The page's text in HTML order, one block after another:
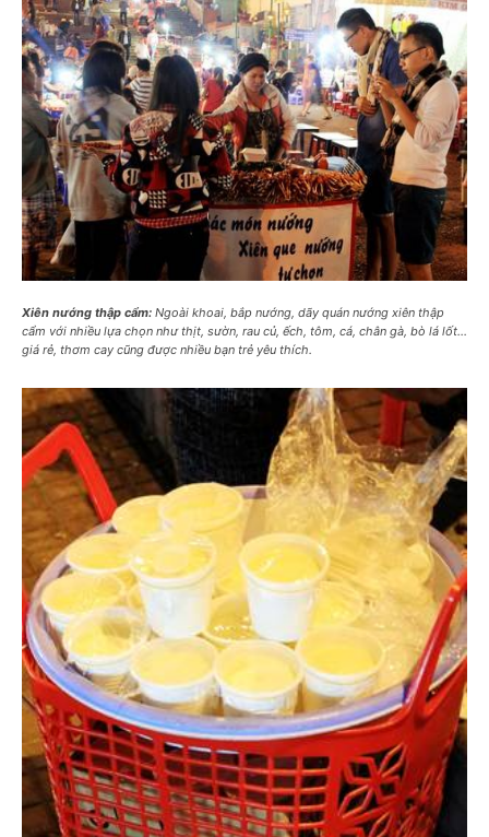
Xiên nướng thập cẩm: Ngoài khoai, bắp nướng, dãy quán nướng xiên thập
cẩm với nhiều lựa chọn như thịt, sườn, rau củ, ếch, tôm, cá, chân gà, bò lá lốt…
giá rẻ, thơm cay cũng được nhiều bạn trẻ yêu thích.